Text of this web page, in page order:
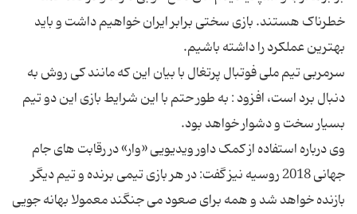
خطرناک هستند. بازی سختی برابر ایران خواهیم داشت و باید
بهترین عملکرد را داشته باشیم.
سرمربی تیم ملی فوتبال پرتغال با بیان این که مانند کی روش به
دنبال برد است، افزود : به طور حتم با این شرایط بازی این دو تیم
بسیار سخت و دشوار خواهد بود.
وی درباره استفاده از کمک داور ویدیویی «وار» در رقابت های جام
جهانی 2018 روسیه نیز گفت: در هر بازی تیمی برنده و تیم دیگر
بازنده خواهد شد و همه برای صعود می جنگند معمولا بهانه جویی